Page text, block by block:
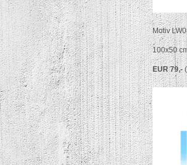
Motiv
100x50
EUR 79,-